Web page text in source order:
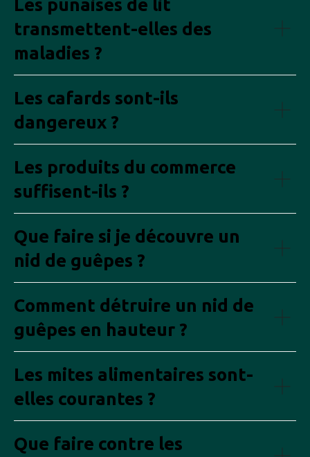
Les punaises de lit
transmettent-elles des
maladies ?
Les cafards sont-ils
dangereux ?
Les produits du commerce
suffisent-ils ?
Que faire si je découvre un
nid de guêpes ?
Comment détruire un nid de
guêpes en hauteur ?
Les mites alimentaires sont-
elles courantes ?
Que faire contre les